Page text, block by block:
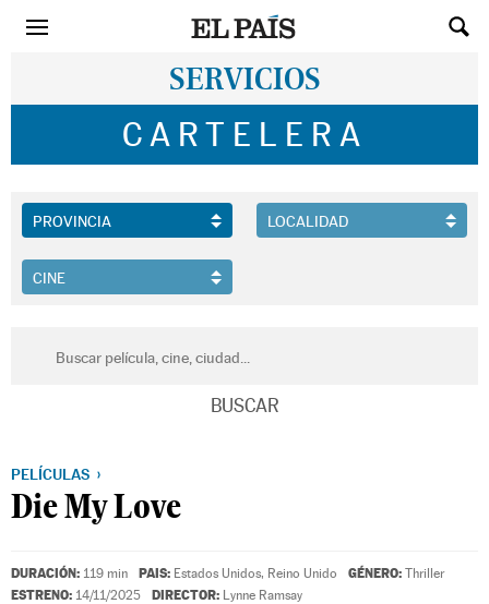
SERVICIOS
CARTELERA
PELÍCULAS
Die My Love
DURACIÓN: 119 min PAIS: Estados Unidos, Reino Unido GÉNERO: Thriller
ESTRENO: 14/11/2025 DIRECTOR: Lynne Ramsay